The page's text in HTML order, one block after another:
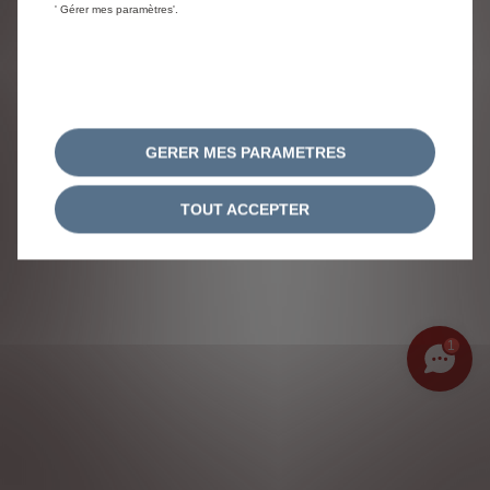
' Gérer mes paramètres'.
GERER MES PARAMETRES
TOUT ACCEPTER
1